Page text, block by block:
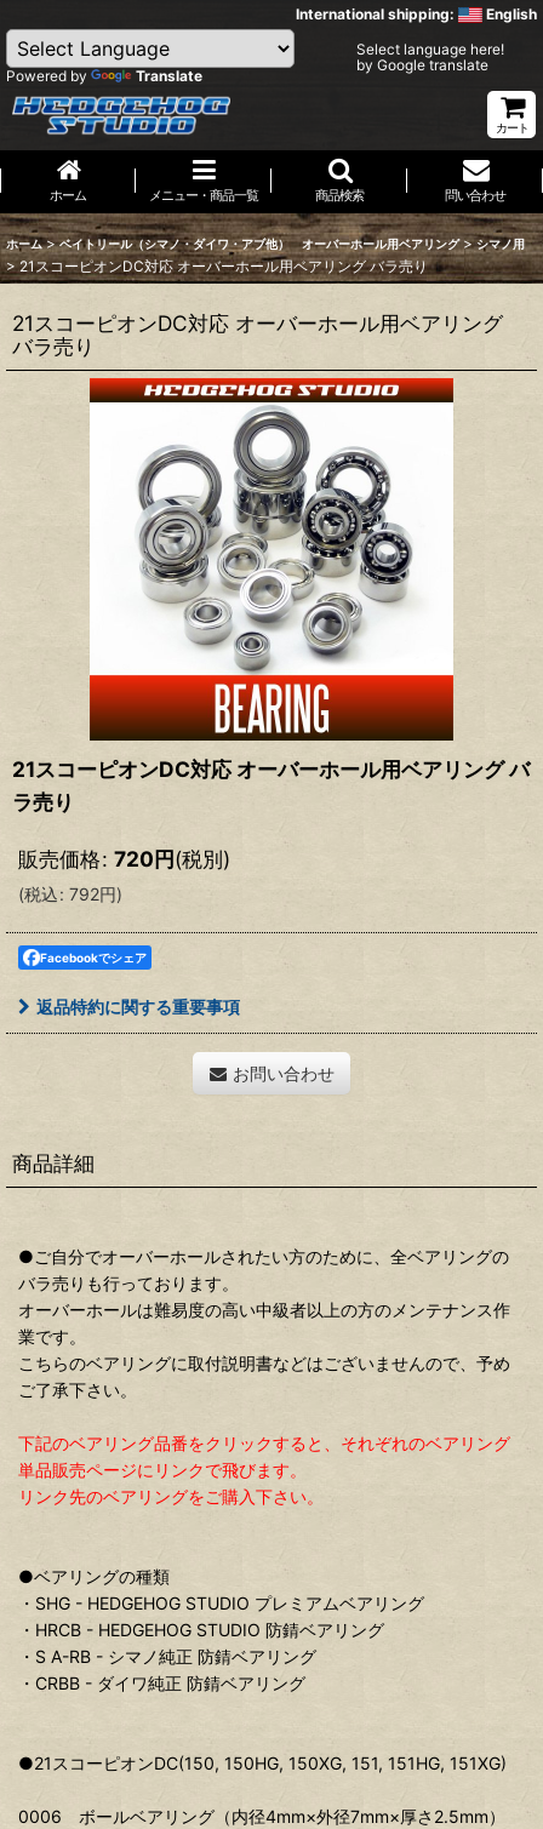
International shipping: English
Powered by Translate
Select language here!
by Google translate
カート
ホーム メニュー・商品一覧 商品検索 問い合わせ
ホーム > ベイトリール（シマノ・ダイワ・アブ他） オーバーホール用ベアリング > シマノ用
> 21スコーピオンDC対応 オーバーホール用ベアリング バラ売り
21スコーピオンDC対応 オーバーホール用ベアリング
バラ売り
21スコーピオンDC対応 オーバーホール用ベアリング バ
ラ売り
販売価格: 720円(税別)
(税込: 792円)
Facebookでシェア
返品特約に関する重要事項
お問い合わせ
商品詳細
●ご自分でオーバーホールされたい方のために、全ベアリングの
バラ売りも行っております。
オーバーホールは難易度の高い中級者以上の方のメンテナンス作
業です。
こちらのベアリングに取付説明書などはございませんので、予め
ご了承下さい。
下記のベアリング品番をクリックすると、それぞれのベアリング
単品販売ページにリンクで飛びます。
リンク先のベアリングをご購入下さい。
●ベアリングの種類
・SHG - HEDGEHOG STUDIO プレミアムベアリング
・HRCB - HEDGEHOG STUDIO 防錆ベアリング
・S A-RB - シマノ純正 防錆ベアリング
・CRBB - ダイワ純正 防錆ベアリング
●21スコーピオンDC(150, 150HG, 150XG, 151, 151HG, 151XG)
0006 ボールベアリング（内径4mm×外径7mm×厚さ2.5mm）